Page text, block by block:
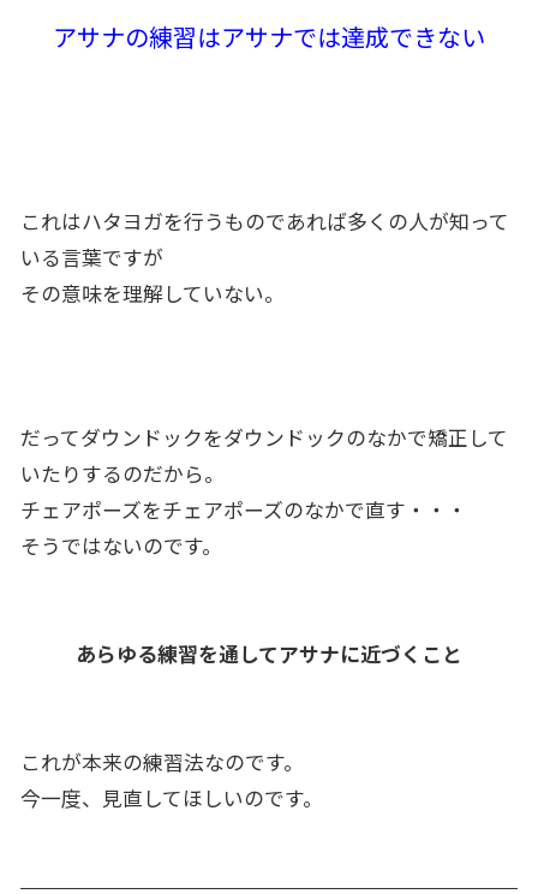
アサナの練習はアサナでは達成できない
これはハタヨガを行うものであれば多くの人が知って
いる言葉ですが
その意味を理解していない。
だってダウンドックをダウンドックのなかで矯正して
いたりするのだから。
チェアポーズをチェアポーズのなかで直す・・・
そうではないのです。
あらゆる練習を通してアサナに近づくこと
これが本来の練習法なのです。
今一度、見直してほしいのです。